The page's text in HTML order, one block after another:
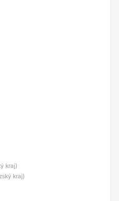
kraj)
kraj)